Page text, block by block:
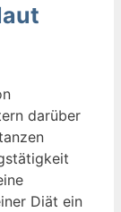
darüber
Diät ein